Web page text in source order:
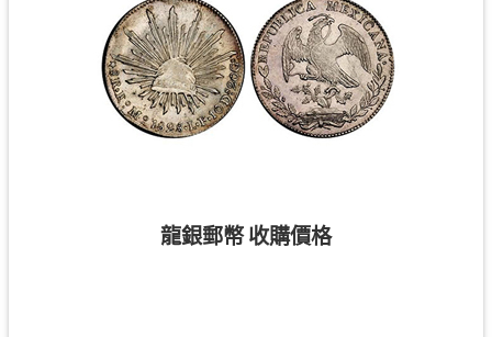
龍銀郵幣 收購價格